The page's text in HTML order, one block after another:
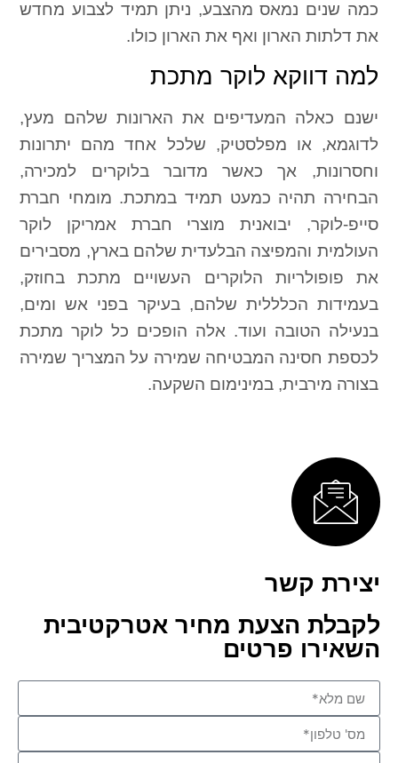
כמה שנים נמאס מהצבע, ניתן תמיד לצבוע מחדש
את דלתות הארון ואף את הארון כולו.
למה דווקא לוקר מתכת
ישנם כאלה המעדיפים את הארונות שלהם מעץ,
לדוגמא, או מפלסטיק, שלכל אחד מהם יתרונות
וחסרונות, אך כאשר מדובר בלוקרים למכירה,
הבחירה תהיה כמעט תמיד במתכת. מומחי חברת
סייפ-לוקר, יבואנית מוצרי חברת אמריקן לוקר
העולמית והמפיצה הבלעדית שלהם בארץ, מסבירים
את פופולריות הלוקרים העשויים מתכת בחוזק,
בעמידות הכלללית שלהם, בעיקר בפני אש ומים,
בנעילה הטובה ועוד. אלה הופכים כל לוקר מתכת
לכספת חסינה המבטיחה שמירה על המצריך שמירה
בצורה מירבית, במינימום השקעה.
יצירת קשר
לקבלת הצעת מחיר אטרקטיבית
השאירו פרטים